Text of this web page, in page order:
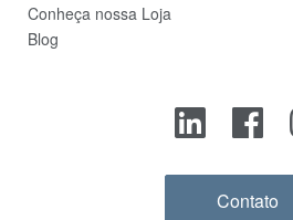
Conheça nossa Loja
Blog
Contato